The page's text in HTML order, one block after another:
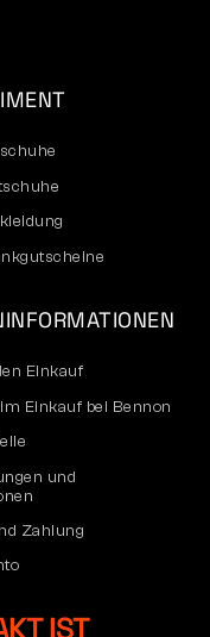
Einkauf
Einkauf bei Bennon
und
Zahlung
IST